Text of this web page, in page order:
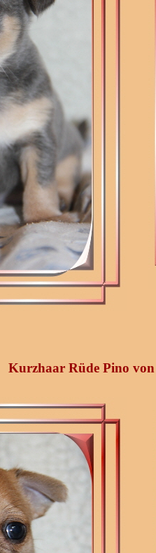
Kurzhaar Rüde Pino von